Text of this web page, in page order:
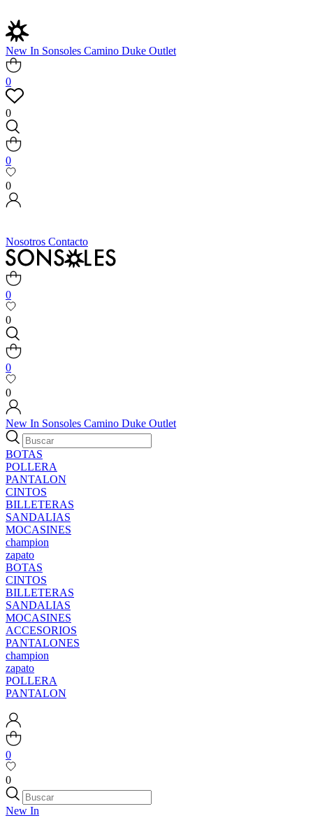
New In Sonsoles Camino Duke Outlet
0
0
0
0
Nosotros Contacto
0
0
0
0
New In Sonsoles Camino Duke Outlet
BOTAS
POLLERA
PANTALON
CINTOS
BILLETERAS
SANDALIAS
MOCASINES
champion
zapato
BOTAS
CINTOS
BILLETERAS
SANDALIAS
MOCASINES
ACCESORIOS
PANTALONES
champion
zapato
POLLERA
PANTALON
0
0
New In